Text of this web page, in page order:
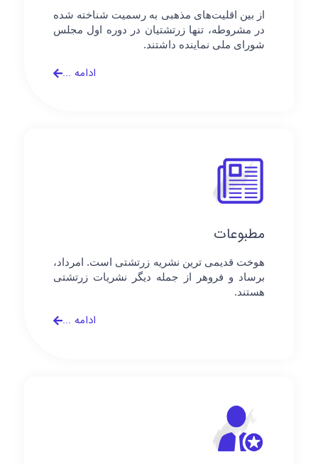
از بین اقلیت‌های مذهبی به رسمیت شناخته شده
در مشروطه، تنها زرتشتیان در دوره اول مجلس
شورای ملی نماینده داشتند.
ادامه ...
مطبوعات
هوخت قدیمی ترین نشریه زرتشتی است. امرداد،
برساد و فروهر از جمله دیگر نشریات زرتشتی
هستند.
ادامه ...